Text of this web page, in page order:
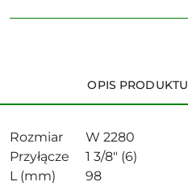
OPIS PRODUKTU
Rozmiar
W 2280
Przyłącze
1 3/8" (6)
L (mm)
98